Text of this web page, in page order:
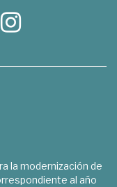
la modernización de
al año